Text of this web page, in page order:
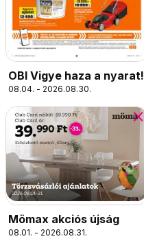
OBI Vigye haza a nyarat!
08.04. - 2026.08.30.
Mömax akciós újság
08.01. - 2026.08.31.